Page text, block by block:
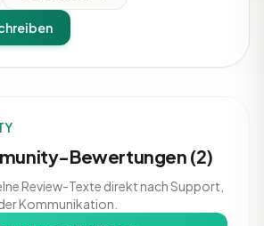
Bewertungen (2)
Review-Texte direkt nach Support,
Kommunikation.